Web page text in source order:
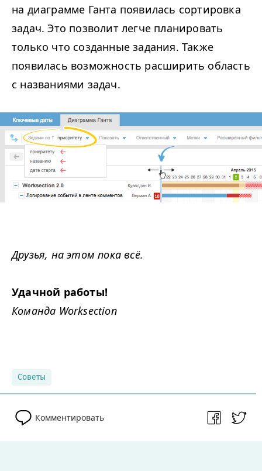
на диаграмме Ганта появилась сортировка
задач. Это позволит легче планировать
только что созданные задания. Также
появилась возможность расширить область
с названиями задач.
Друзья, на этом пока всё.
Удачной работы!
Команда Worksection
Советы
Комментировать